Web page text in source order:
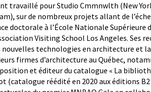
travaillé pour Studio Cmmnwlth (New
sur de nombreux projets allant de
doctorale à l’École Nationale Supérieure
Visiting School Los Angeles. Ses
nouvelles technologies en architecture et
firmes d’architecture au Québec,
et éditeur du catalogue « La
(catalogue réédité en 2020 aux éditions